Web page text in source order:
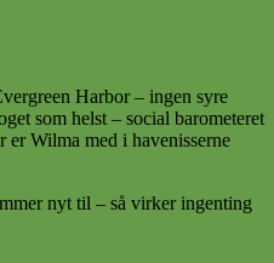
Harbor – ingen syre
som helst – social barometeret
er Wilma med i havenisserne
nyt til – så virker ingenting